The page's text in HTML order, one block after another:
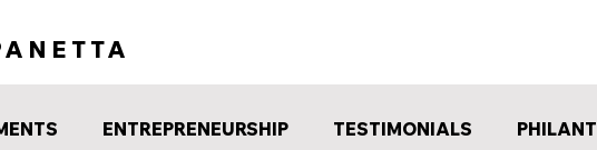
ENTREPRENEURSHIP TESTIMONIALS